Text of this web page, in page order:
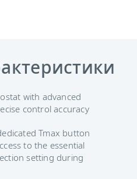
with advanced
control accuracy
Tmax button
to the essential
setting during